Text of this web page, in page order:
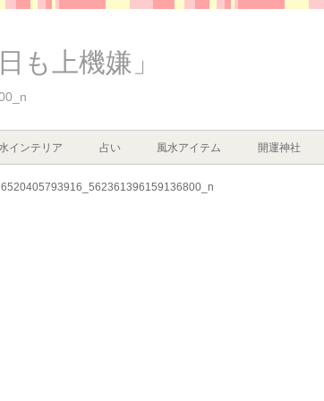
も上機嫌」
インテリア 占い 風水アイテム 開運神社